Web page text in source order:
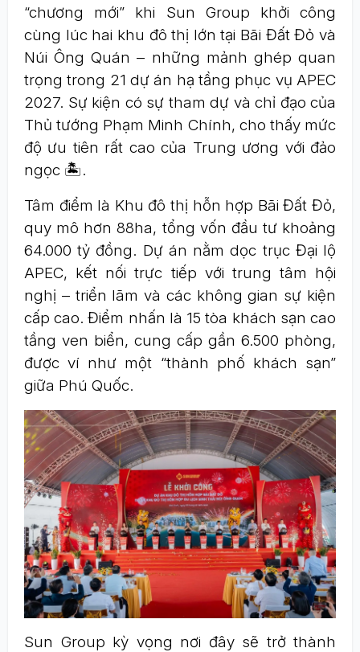
“chương mới” khi Sun Group khởi công
cùng lúc hai khu đô thị lớn tại Bãi Đất Đỏ và
Núi Ông Quán – những mảnh ghép quan
trọng trong 21 dự án hạ tầng phục vụ APEC
2027. Sự kiện có sự tham dự và chỉ đạo của
Thủ tướng Phạm Minh Chính, cho thấy mức
độ ưu tiên rất cao của Trung ương với đảo
ngọc 🏝️.
Tâm điểm là Khu đô thị hỗn hợp Bãi Đất Đỏ,
quy mô hơn 88ha, tổng vốn đầu tư khoảng
64.000 tỷ đồng. Dự án nằm dọc trục Đại lộ
APEC, kết nối trực tiếp với trung tâm hội
nghị – triển lãm và các không gian sự kiện
cấp cao. Điểm nhấn là 15 tòa khách sạn cao
tầng ven biển, cung cấp gần 6.500 phòng,
được ví như một “thành phố khách sạn”
giữa Phú Quốc.
Sun Group kỳ vọng nơi đây sẽ trở thành